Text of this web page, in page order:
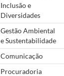
Inclusão e
Diversidades
Gestão Ambiental
e Sustentabilidade
Comunicação
Procuradoria